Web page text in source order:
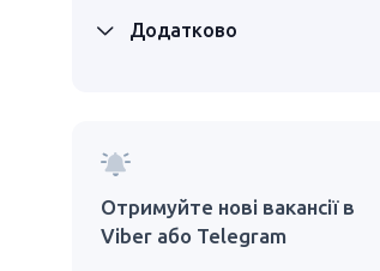
Додатково
Отримуйте нові вакансії в
Viber або Telegram